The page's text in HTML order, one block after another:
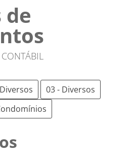
de
03 - Diversos